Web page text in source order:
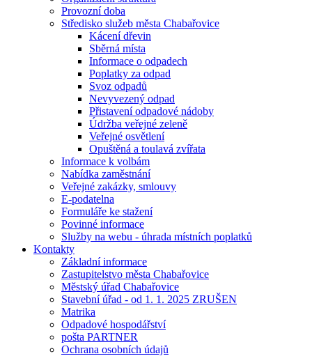
Provozní doba
Středisko služeb města Chabařovice
Kácení dřevin
Sběrná místa
Informace o odpadech
Poplatky za odpad
Svoz odpadů
Nevyvezený odpad
Přistavení odpadové nádoby
Údržba veřejné zeleně
Veřejné osvětlení
Opuštěná a toulavá zvířata
Informace k volbám
Nabídka zaměstnání
Veřejné zakázky, smlouvy
E-podatelna
Formuláře ke stažení
Povinné informace
Služby na webu - úhrada místních poplatků
Kontakty
Základní informace
Zastupitelstvo města Chabařovice
Městský úřad Chabařovice
Stavební úřad - od 1. 1. 2025 ZRUŠEN
Matrika
Odpadové hospodářství
pošta PARTNER
Ochrana osobních údajů